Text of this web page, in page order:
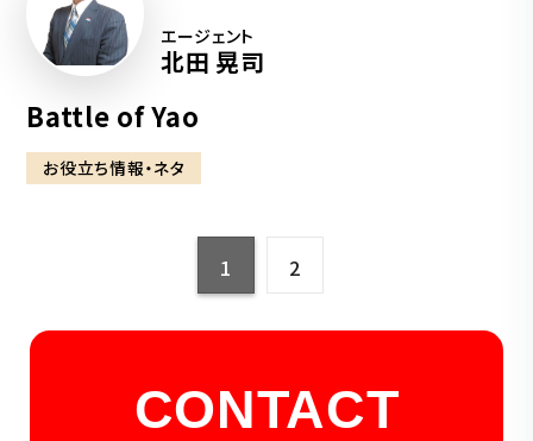
エージェント
北田 晃司
Battle of Yao
お役立ち情報・ネタ
1 2
CONTACT